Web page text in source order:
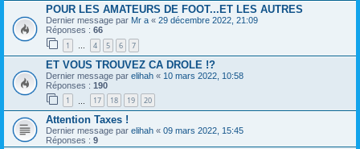
POUR LES AMATEURS DE FOOT...ET LES AUTRES
Dernier message par Mr a « 29 décembre 2022, 21:09
Réponses : 66
1 … 4 5 6 7
ET VOUS TROUVEZ CA DROLE !?
Dernier message par elihah « 10 mars 2022, 10:58
Réponses : 190
1 17 18 19 20
Attention Taxes !
Dernier message par elihah « 09 mars 2022, 15:45
Réponses : 9